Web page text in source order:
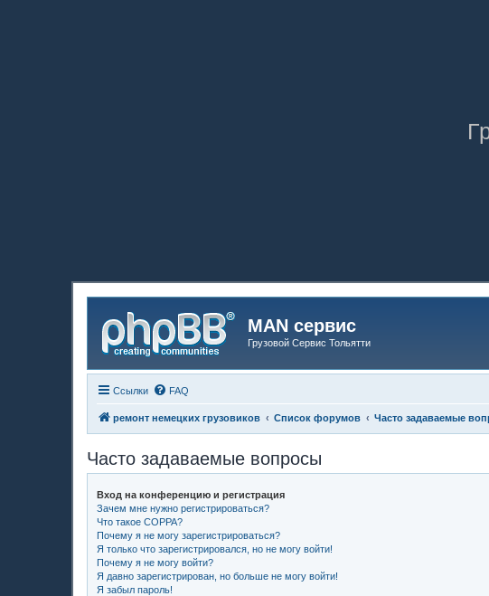
MAN сервис
Грузовой Сервис Тольятти
Ссылки FAQ
ремонт немецких грузовиков Список форумов Часто задаваемые
Часто задаваемые вопросы
Вход на конференцию и регистрация
Зачем мне нужно регистрироваться?
Что такое COPPA?
Почему я не могу зарегистрироваться?
Я только что зарегистрировался, но не могу войти!
Почему я не могу войти?
Я давно зарегистрирован, но больше не могу войти!
Я забыл пароль!